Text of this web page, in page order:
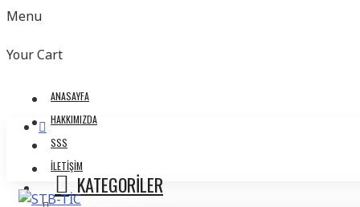
Menu
Your Cart
ANASAYFA
HAKKIMIZDA
SSS
İLETIŞIM
KATEGORİLER